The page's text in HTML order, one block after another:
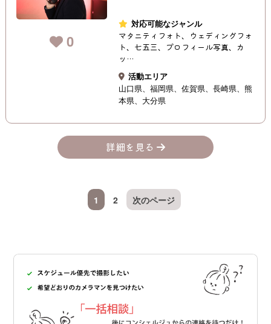
0
対応可能なジャンル
マタニティフォト、ウェディングフォ
ト、七五三、プロフィール写真、カ
ッ…
活動エリア
山口県
福岡県 佐賀県 長崎県
熊
本県
大分県
詳細を見る
1 2 次のページ